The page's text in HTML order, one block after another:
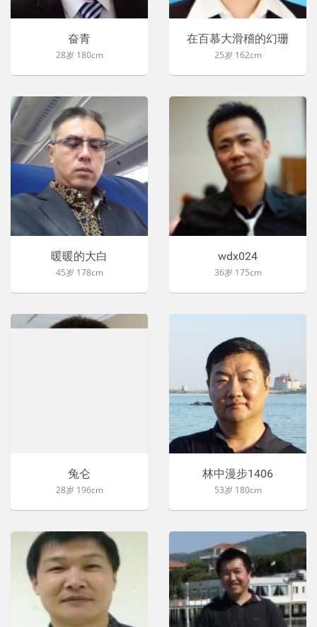
奋青
28岁 180cm
在百慕大滑稽的幻珊
25岁 162cm
暖暖的大白
45岁 178cm
wdx024
36岁 175cm
兔仑
28岁 196cm
林中漫步1406
53岁 180cm